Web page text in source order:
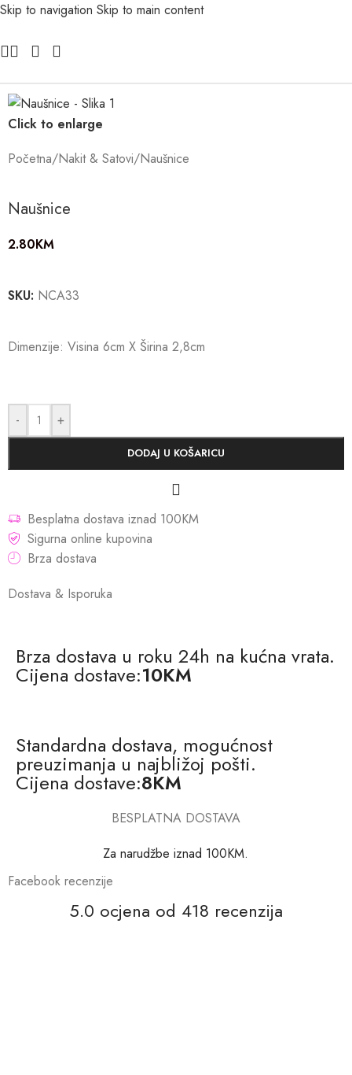
Skip to navigation Skip to main content
Click to enlarge
Početna/Nakit & Satovi/Naušnice
Naušnice
2.80KM
SKU: NCA33
Dimenzije: Visina 6cm X Širina 2,8cm
- +
DODAJ U KOŠARICU
Besplatna dostava iznad 100KM
Sigurna online kupovina
Brza dostava
Dostava & Isporuka
Brza dostava u roku 24h na kućna vrata.
Cijena dostave:10KM
Standardna dostava, mogućnost
preuzimanja u najbližoj pošti.
Cijena dostave:8KM
BESPLATNA DOSTAVA
Za narudžbe iznad 100KM.
Facebook recenzije
5.0 ocjena od 418 recenzija